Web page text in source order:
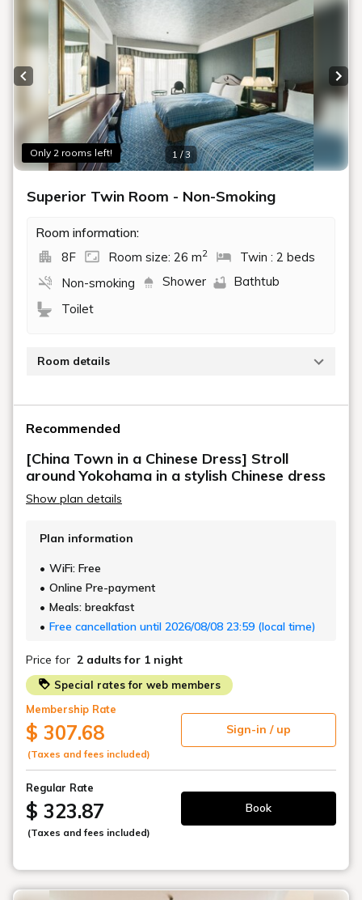
ご宿泊 レストラン・ショップ 宴会・会議
ウエディング
ご宿泊
プール入場券付きプラン 公式サイト限定プラン | 早割プラン
ールを満喫！（ルームチャージ/朝食選択可）
Stay